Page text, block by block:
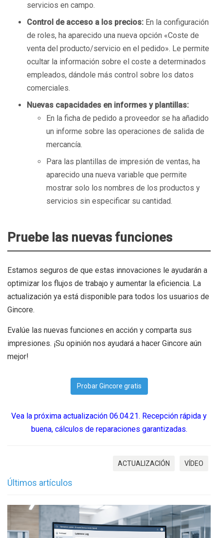
servicios en campo.
Control de acceso a los precios: En la configuración
de roles, ha aparecido una nueva opción «Coste de
venta del producto/servicio en el pedido». Le permite
ocultar la información sobre el coste a determinados
empleados, dándole más control sobre los datos
comerciales.
Nuevas capacidades en informes y plantillas:
En la ficha de pedido a proveedor se ha añadido
un informe sobre las operaciones de salida de
mercancía.
Para las plantillas de impresión de ventas, ha
aparecido una nueva variable que permite
mostrar solo los nombres de los productos y
servicios sin especificar su cantidad.
Pruebe las nuevas funciones
Estamos seguros de que estas innovaciones le ayudarán a
optimizar los flujos de trabajo y aumentar la eficiencia. La
actualización ya está disponible para todos los usuarios de
Gincore.
Evalúe las nuevas funciones en acción y comparta sus
impresiones. ¡Su opinión nos ayudará a hacer Gincore aún
mejor!
Probar Gincore gratis
Vea la próxima actualización 06.04.21. Recepción rápida y
buena, cálculos de reparaciones garantizadas.
ACTUALIZACIÓN VÍDEO
Últimos artículos